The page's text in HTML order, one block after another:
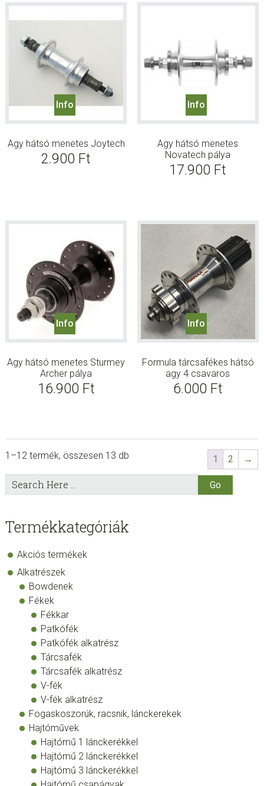
Info
Agy hátsó menetes Joytech
2.900 Ft
Info
Agy hátsó menetes
Novatech pálya
17.900 Ft
Info
Agy hátsó menetes Sturmey
Archer pálya
16.900 Ft
Info
Formula tárcsafékes hátsó
agy 4 csavaros
6.000 Ft
1–12 termék, összesen 13 db 1 2 →
sidebar
Store
Sidebar
Search
Here
Termékkategóriák
Akciós termékek
Alkatrészek
Bowdenek
Fékek
Fékkar
Patkófék
Patkófék alkatrész
Tárcsafék
Tárcsafék alkatrész
V-fék
V-fék alkatrész
Fogaskoszorúk, racsnik, lánckerekek
Hajtóművek
Hajtómű 1 lánckerékkel
Hajtómű 2 lánckerékkel
Hajtómű 3 lánckerékkel